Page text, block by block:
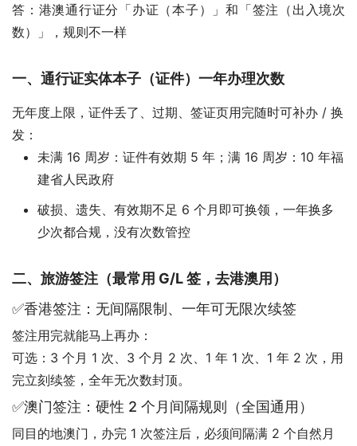
答：港澳通行证分「办证（本子）」和「签注（出入境次
数）」，规则不一样
一、通行证实体本子（证件）一年办理次数
无年度上限，证件丢了、过期、签证页用完随时可补办 / 换
发：
未满 16 周岁：证件有效期 5 年；满 16 周岁：10 年福
建省人民政府
破损、遗失、有效期不足 6 个月即可换领，一年换多
少次都合规，没有次数管控
二、旅游签注（最常用 G/L 签，去港澳用）
✅香港签注：无间隔限制、一年可无限次续签
签注用完就能马上再办：
可选：3 个月 1 次、3 个月 2 次、1 年 1 次、1 年 2 次，用
完立刻续签，全年无次数封顶。
✅澳门签注：硬性 2 个月间隔规则（全国通用）
同目的地澳门，办完 1 次签注后，必须间隔满 2 个自然月